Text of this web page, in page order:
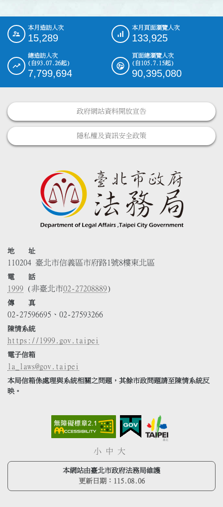
::: 本月造訪人次
15,289
本月頁面瀏覽人次
133,925
總造訪人次
(自93.07.26起)
7,799,694
頁面總瀏覽人次
(自105.7.15起)
90,395,080
政府網站資料開放宣告
隱私權及資訊安全政策
地 址
110204 臺北市信義區市府路1號8樓東北區
電 話
1999 (非臺北市02-27208889)
傳 真
02-27596695、02-27593266
陳情系統
https://1999.gov.taipei
電子信箱
la_laws@gov.taipei
本局信箱係處理與系統相關之問題，其餘市政問題請至陳情系統反
映。
小 中 大
本網站由臺北市政府法務局維護
更新日期： 115.08.06